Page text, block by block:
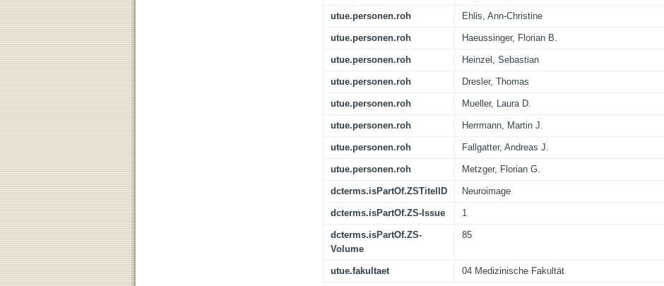
utue.personen.roh Ehlis, Ann-Christine
utue.personen.roh Haeussinger, Florian B.
utue.personen.roh Heinzel, Sebastian
utue.personen.roh Dresler, Thomas
utue.personen.roh Mueller, Laura D.
utue.personen.roh Herrmann, Martin J.
utue.personen.roh Fallgatter, Andreas J.
utue.personen.roh Metzger, Florian G.
dcterms.isPartOf.ZSTitelID Neuroimage
dcterms.isPartOf.ZS-Issue 1
dcterms.isPartOf.ZS-
Volume
85
utue.fakultaet 04 Medizinische Fakultät